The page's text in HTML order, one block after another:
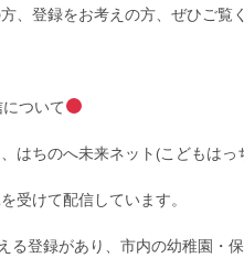
、登録をお考えの方、ぜひご覧
ついて
はちのへ未来ネット(こどもはっ
受けて配信しています。
る登録があり、市内の幼稚園・